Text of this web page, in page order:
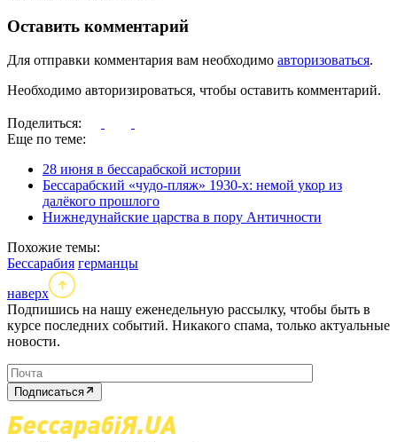
Оставить комментарий
Для отправки комментария вам необходимо авторизоваться.
Необходимо авторизироваться, чтобы оставить комментарий.
Поделиться:
Еще по теме:
28 июня в бессарабской истории
Бессарабский «чудо-пляж» 1930-х: немой укор из
далёкого прошлого
Нижнедунайские царства в пору Античности
Похожие темы:
Бессарабия германцы
наверх
Подпишись на нашу еженедельную рассылку, чтобы быть в
курсе последних событий. Никакого спама, только актуальные
новости.
Подписаться